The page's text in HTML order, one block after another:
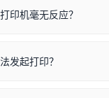
质打印线，劣质或老化
命名规则**。因为品
会为该系列发布**一
印机毫无反应？
亮 通常代表机器处于
发起打印？